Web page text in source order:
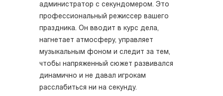
администратор с секундомером. Это
профессиональный режиссер вашего
праздника. Он вводит в курс дела,
нагнетает атмосферу, управляет
музыкальным фоном и следит за тем,
чтобы напряженный сюжет развивался
динамично и не давал игрокам
расслабиться ни на секунду.